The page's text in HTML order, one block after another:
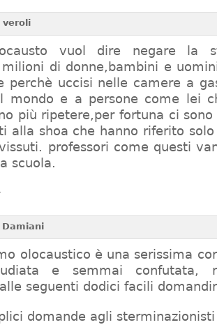
veroli
vuol dire negare la
di donne,bambini e
perchè uccisi nelle camere a
mondo e a persone come lei
più ripetere,per fortuna ci
alla shoa che hanno riferito
professori come questi
scuola.
Damiani
olocaustico è una serissima
e semmai confutata,
seguenti dodici facili
domande agli sterminazionisti